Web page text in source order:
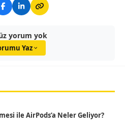
yorum yok
Yaz
ile AirPods’a Neler Geliyor?